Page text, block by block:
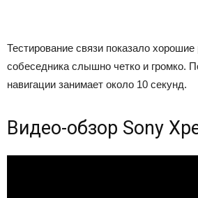
Тестирование связи показало хорошие
собеседника слышно четко и громко.
навигации занимает около 10 секунд.
Видео-обзор Sony